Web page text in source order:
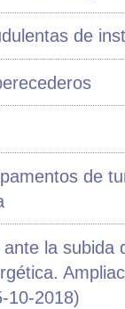
de
de
la subida
10-2018)